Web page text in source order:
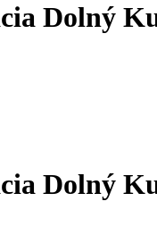
Dolný
Dolný